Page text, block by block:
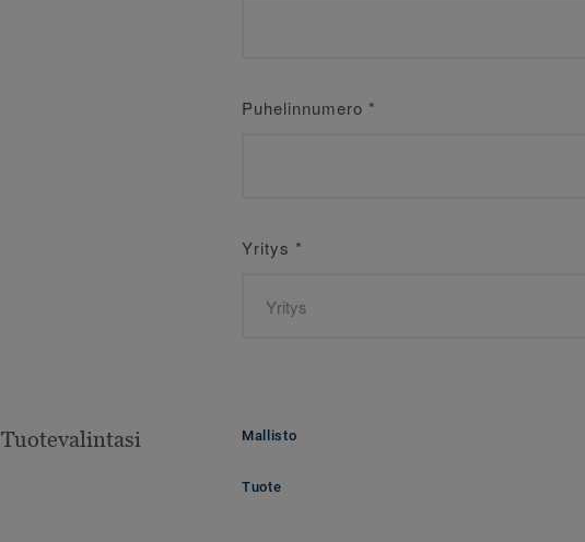
Puhelinnumero *
Yritys *
Tuotevalintasi Mallisto
Tuote